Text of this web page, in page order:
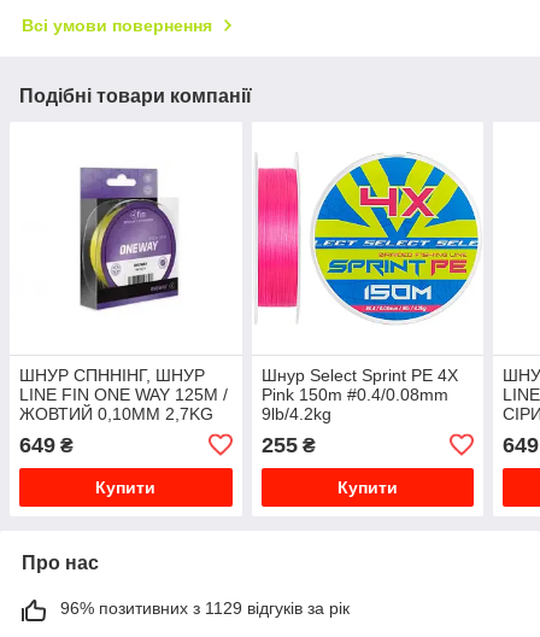
Всі умови повернення
Подібні товари компанії
ШНУР СПННІНГ, ШНУР
LINE FIN ONE WAY 125M /
ЖОВТИЙ 0,10MM 2,7KG
649 ₴
Купити
Шнур Select Sprint PE 4X
Pink 150m #0.4/0.08mm
9lb/4.2kg
255₴
Купити
649
Про нас
96% позитивних з 1129 відгуків за рік